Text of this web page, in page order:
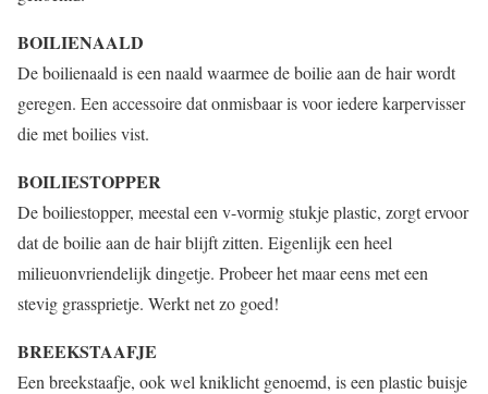
BOILIENAALD
De boilienaald is een naald waarmee de boilie aan de hair wordt
geregen. Een accessoire dat onmisbaar is voor iedere karpervisser
die met boilies vist.
BOILIESTOPPER
De boiliestopper, meestal een v-vormig stukje plastic, zorgt ervoor
dat de boilie aan de hair blijft zitten. Eigenlijk een heel
milieuonvriendelijk dingetje. Probeer het maar eens met een
stevig grassprietje. Werkt net zo goed!
BREEKSTAAFJE
Een breekstaafje, ook wel kniklicht genoemd, is een plastic buisje